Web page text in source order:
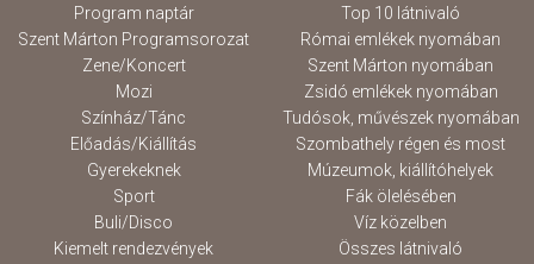
Program naptár
Szent Márton Programsorozat
Zene/Koncert
Mozi
Színház/Tánc
Előadás/Kiállítás
Gyerekeknek
Sport
Buli/Disco
Kiemelt rendezvények
Top 10 látnivaló
Római emlékek nyomában
Szent Márton nyomában
Zsidó emlékek nyomában
Tudósok, művészek nyomában
Szombathely régen és most
Múzeumok, kiállítóhelyek
Fák ölelésében
Víz közelben
Összes látnivaló